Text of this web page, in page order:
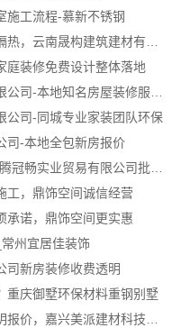
施工流程-慕新不锈钢
庭装修免费设计整体落地
公司-同城专业家装团队环保
司-本地全包新房报价
工，鼎饰空间诚信经营
承诺，鼎饰空间更实惠
州宜居佳装饰
司新房装修收费透明
重庆御墅环保材料重钢别墅